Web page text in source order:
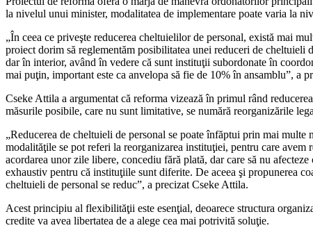
la nivelul unui minister, modalitatea de implementare poate varia la
„În ceea ce priveşte reducerea cheltuielilor de personal, există mai
proiect dorim să reglementăm posibilitatea unei reduceri de
dar în interior, având în vedere că sunt instituţii subordonate în
mai puţin, important este ca anvelopa să fie de 10% în ansamblu”, a
Cseke Attila a argumentat că reforma vizează în primul rând
măsurile posibile, care nu sunt limitative, se numără reorganizările
„Reducerea de cheltuieli de personal se poate înfăptui prin mai
modalităţile se pot referi la reorganizarea instituţiei, pentru care
acordarea unor zile libere, concediu fără plată, dar care să nu
exhaustiv pentru că instituţiile sunt diferite. De aceea şi propunerea
cheltuieli de personal se reduc”, a precizat Cseke Attila.
Acest principiu al flexibilităţii este esenţial, deoarece structura
credite va avea libertatea de a alege cea mai potrivită soluţie.